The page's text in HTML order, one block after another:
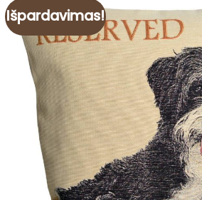
Išpardavimas!